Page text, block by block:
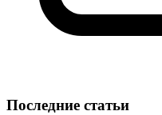
Последние статьи